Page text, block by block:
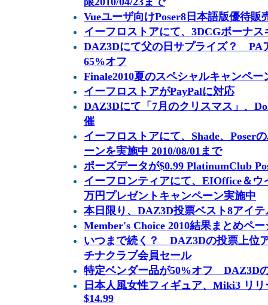
Vueユーザ向けPoser8日本語版優待販
イーフロストアにて、3DCGボーナ
DAZ3Dにて父の日サプライズ？ PA
65%オフ
Finale2010夏のスペシャルキャンペー
イーフロストアがPayPalに対応
DAZ3Dにて「7月のクリスマス」、
催
イーフロストアにて、Shade、Poser
ーンを実施中 2010/08/01まで
ポーズデータが$0.99 PlatinumClub
イーフロンティアにて、EIOffice＆ウ
万円プレゼントキャンペーン実施中
本日限り、DAZ3D投票ベスト8アイテ
Member's Choice 2010結果まとめペー
いつまで続く？ DAZ3Dの投票上位
チナクラブ会員セール
特定ベンダー品が50%オフ DAZ3Dの
日本人風女性フィギュア、Miki3 リ
$14.99